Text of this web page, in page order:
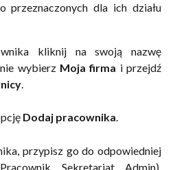
przeznaczonych dla ich działu
kliknij na swoją nazwę
wybierz Moja firma i przejdź
.
Dodaj pracownika.
przypisz go do odpowiedniej
Sekretariat, Admin),